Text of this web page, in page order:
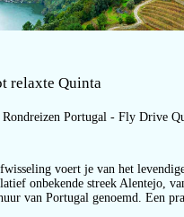
relaxte Quinta
Portugal - Fly Drive
voert je van het
onbekende streek Alentejo,
van Portugal genoemd. Een